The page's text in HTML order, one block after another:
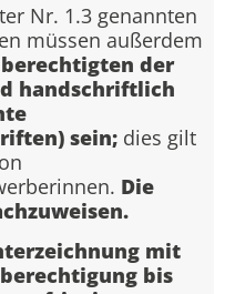
Nr. 1.3 genannten
müssen außerdem
der
handschriftlich
sein; dies gilt
Die
mit
bis